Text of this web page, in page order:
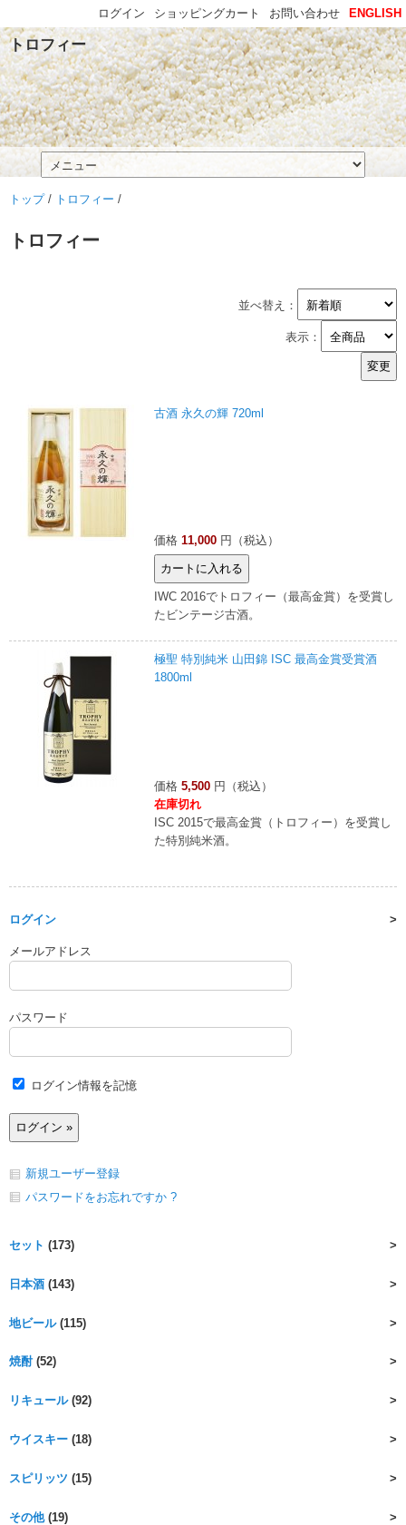
トロフィー
トップ/ トロフィー /
トロフィー
並べ替え：
表示：
古酒 永久の輝 720ml
価格 11,000 円（税込）
IWC 2016でトロフィー（最高金賞）を受賞し
たビンテージ古酒。
極聖 特別純米 山田錦 ISC 最高金賞受賞酒
1800ml
価格 5,500 円（税込）
在庫切れ
ISC 2015で最高金賞（トロフィー）を受賞し
た特別純米酒。
ログイン
メールアドレス
パスワード
ログイン情報を記憶
新規ユーザー登録
パスワードをお忘れですか ?
セット (173)
日本酒 (143)
地ビール(115)
焼酎(52)
リキュール(92)
ウイスキー (18)
スピリッツ (15)
その他(19)
ENGLISH
お問い合わせ
ショッピングカート
ログイン